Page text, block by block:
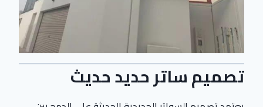
تصميم ساتر حديد حديث